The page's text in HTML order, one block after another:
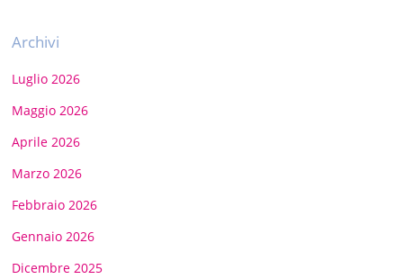
Archivi
Luglio 2026
Maggio 2026
Aprile 2026
Marzo 2026
Febbraio 2026
Gennaio 2026
Dicembre 2025